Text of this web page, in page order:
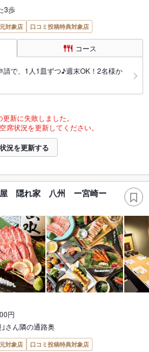
3歩
対象店 口コミ投稿特典対象店
コース
請で、1人1皿ずつ♪週末OK！2名様か
新に失敗しました。
席状況を更新してください。
況を更新する
屋 隠れ家 八州 ー宮崎ー
円
さん隣の通路奥
対象店 口コミ投稿特典対象店